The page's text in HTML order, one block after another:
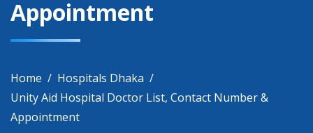
Appointment
Home
Hospitals Dhaka
Unity Aid Hospital Doctor List, Contact Number &
Appointment